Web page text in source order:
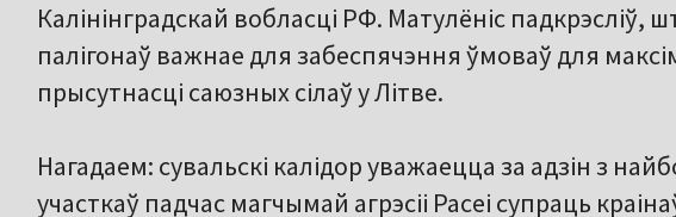
Калінінградскай вобласці РФ. Матулёніс падкрэсліў,
палігонаў важнае для забеспячэння ўмоваў для
прысутнасці саюзных сілаў у Літве.
Нагадаем: сувальскі калідор уважаецца за адзін з
участкаў падчас магчымай агрэсіі Расеі супраць